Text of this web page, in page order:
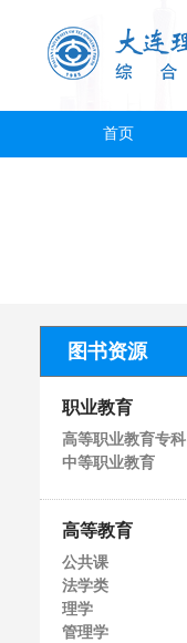
首页
职业教育
高等职业教育专科
中等职业教育
高等教育
公共课
法学类
理学
管理学